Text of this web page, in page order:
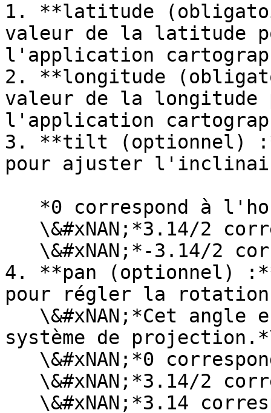
1. **latitude
valeur de la latitude
l'application
2. **longitude
valeur de la
l'application
3. **tilt (optionnel)
pour ajuster
4. **pan (optionnel)
pour régler la
système de